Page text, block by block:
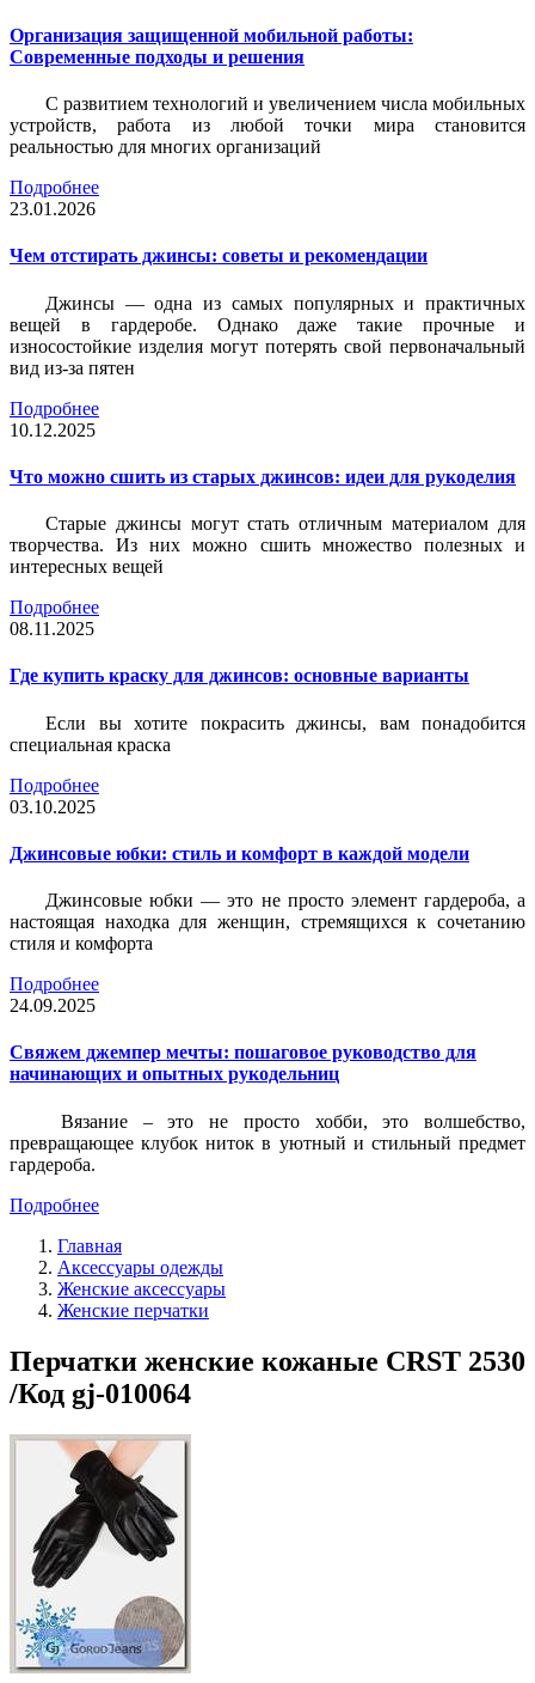
Организация защищенной мобильной работы:
Современные подходы и решения
С развитием технологий и увеличением числа мобильных
устройств, работа из любой точки мира становится
реальностью для многих организаций
Подробнее
23.01.2026
Чем отстирать джинсы: советы и рекомендации
Джинсы — одна из самых популярных и практичных
вещей в гардеробе. Однако даже такие прочные и
износостойкие изделия могут потерять свой первоначальный
вид из-за пятен
Подробнее
10.12.2025
Что можно сшить из старых джинсов: идеи для рукоделия
Старые джинсы могут стать отличным материалом для
творчества. Из них можно сшить множество полезных и
интересных вещей
Подробнее
08.11.2025
Где купить краску для джинсов: основные варианты
Если вы хотите покрасить джинсы, вам понадобится
специальная краска
Подробнее
03.10.2025
Джинсовые юбки: стиль и комфорт в каждой модели
Джинсовые юбки — это не просто элемент гардероба, а
настоящая находка для женщин, стремящихся к сочетанию
стиля и комфорта
Подробнее
24.09.2025
Свяжем джемпер мечты: пошаговое руководство для
начинающих и опытных рукодельниц
Вязание – это не просто хобби, это волшебство,
превращающее клубок ниток в уютный и стильный предмет
гардероба.
Подробнее
Главная
Аксессуары одежды
Женские аксессуары
Женские перчатки
Перчатки женские кожаные CRST 2530
/Код gj-010064